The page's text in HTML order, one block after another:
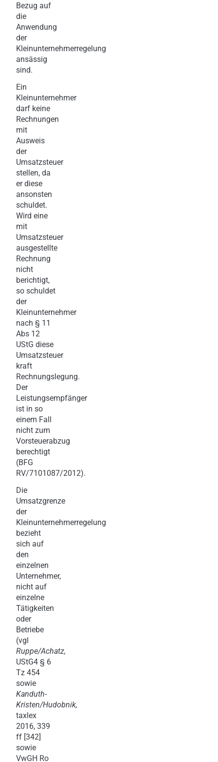
Bezug auf
die
Anwendung
der
Kleinunternehmerregelung
ansässig
sind.
Ein
Kleinunternehmer
darf keine
Rechnungen
mit
Ausweis
der
Umsatzsteuer
stellen, da
er diese
ansonsten
schuldet.
Wird eine
mit
Umsatzsteuer
ausgestellte
Rechnung
nicht
berichtigt,
so schuldet
der
Kleinunternehmer
nach § 11
Abs 12
UStG diese
Umsatzsteuer
kraft
Rechnungslegung.
Der
Leistungsempfänger
ist in so
einem Fall
nicht zum
Vorsteuerabzug
berechtigt
(BFG
RV/7101087/2012).
Die
Umsatzgrenze
der
Kleinunternehmerregelung
bezieht
sich auf
den
einzelnen
Unternehmer,
nicht auf
einzelne
Tätigkeiten
oder
Betriebe
(vgl
Ruppe/Achatz,
UStG4 § 6
Tz 454
sowie
Kanduth-
Kristen/Hudobnik,
taxlex
2016, 339
ff [342]
sowie
VwGH Ro